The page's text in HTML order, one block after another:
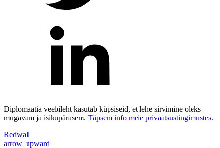
Diplomaatia veebileht kasutab küpsiseid, et lehe sirvimine oleks
mugavam ja isikupärasem. Täpsem info meie privaatsustingimustes.
Redwall
arrow_upward